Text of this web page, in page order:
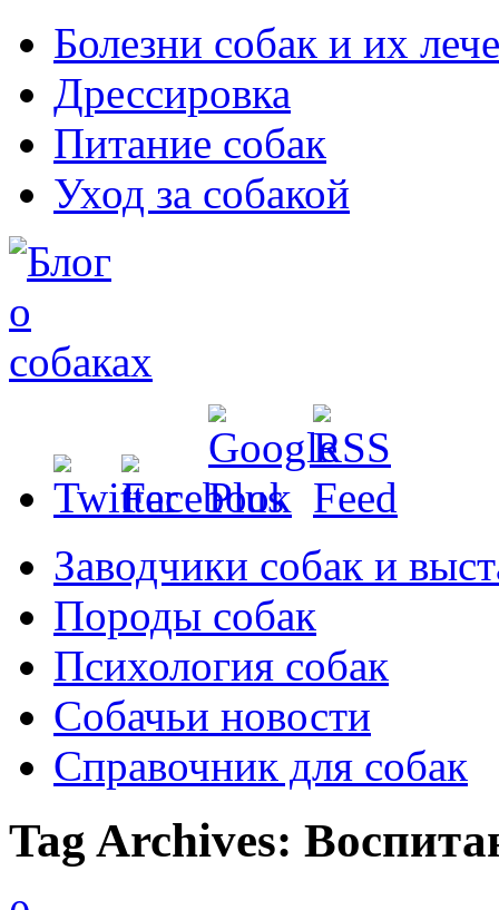
Болезни собак и их
Дрессировка
Питание собак
Уход за собакой
Заводчики собак и
Породы собак
Психология собак
Собачьи новости
Справочник для собак
Tag Archives: